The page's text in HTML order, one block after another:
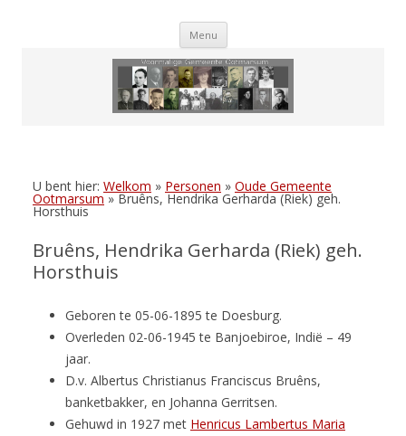
Menu Skip
U bent hier: Welkom » Personen » Oude Gemeente
Ootmarsum » Bruêns, Hendrika Gerharda (Riek) geh.
Horsthuis
Bruêns, Hendrika Gerharda (Riek) geh.
Horsthuis
Geboren te 05-06-1895 te Doesburg.
Overleden 02-06-1945 te Banjoebiroe, Indië – 49
jaar.
D.v. Albertus Christianus Franciscus Bruêns,
banketbakker, en Johanna Gerritsen.
Gehuwd in 1927 met Henricus Lambertus Maria